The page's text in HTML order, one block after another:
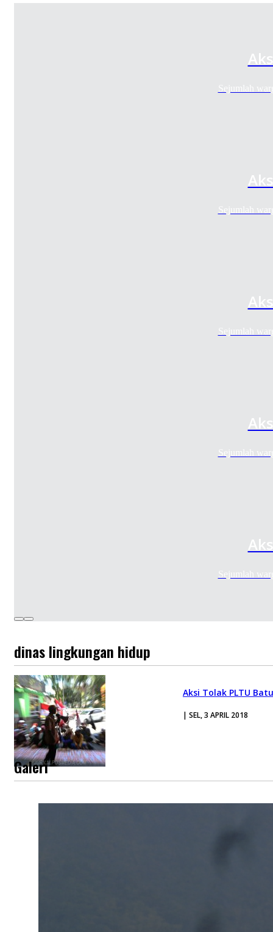
Sejumlah
Sejumlah
Sejumlah
Sejumlah
Sejumlah
dinas lingkungan hidup
Aksi Tolak PLTU
| SEL, 3 APRIL 2018
Galeri